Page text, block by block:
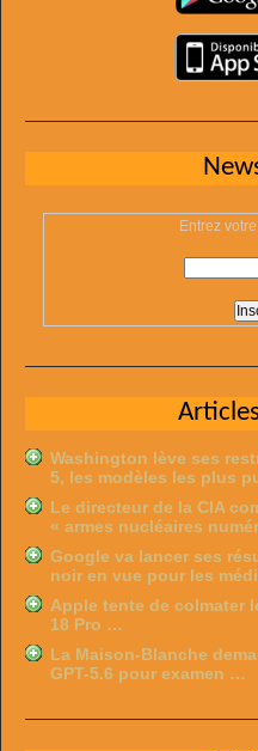
Entrez
Washington lève ses
5, les modèles les plus
Le directeur de la CIA
« armes nucléaires
Google va lancer ses
noir en vue pour les
Apple tente de colmater
18 Pro …
La Maison-Blanche
GPT-5.6 pour examen …